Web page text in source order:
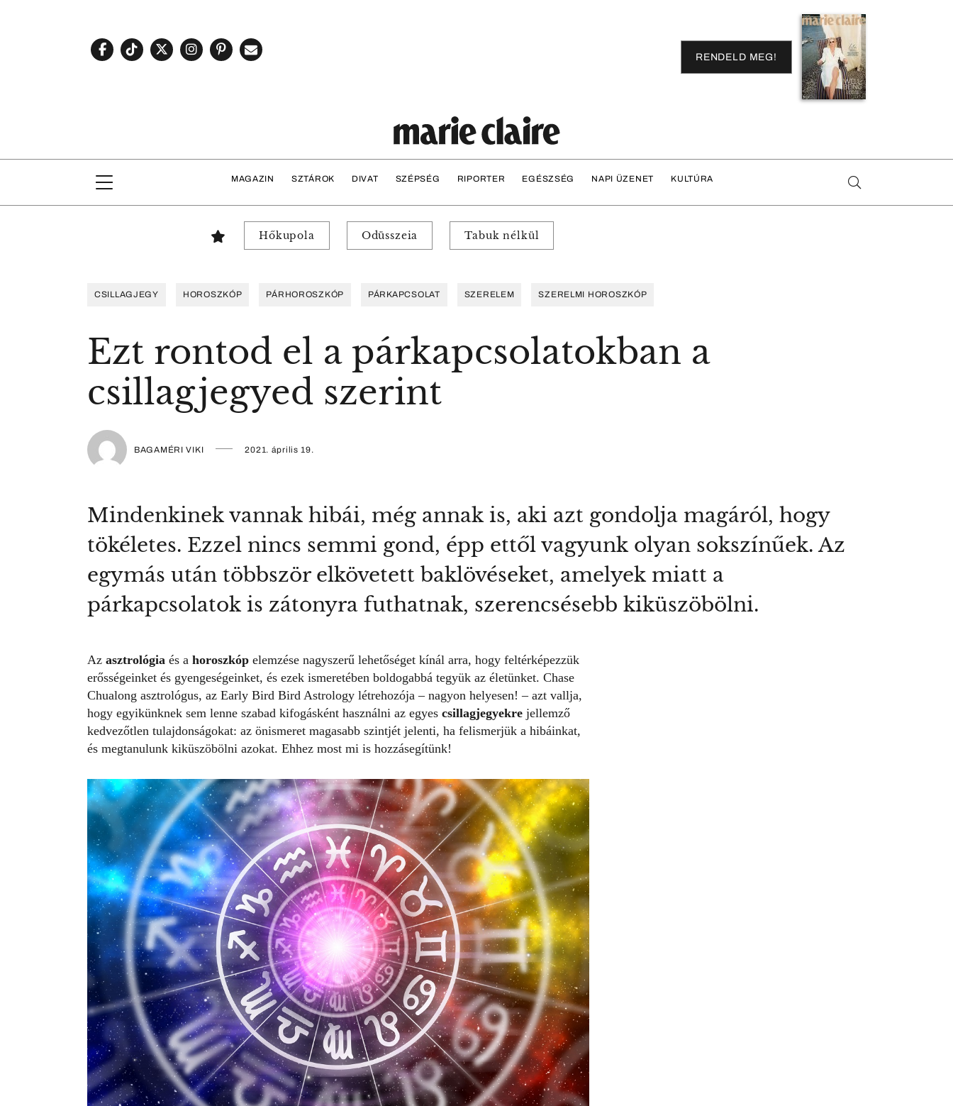
RENDELD MEG!
MAGAZIN SZTÁROK DIVAT SZÉPSÉG RIPORTER EGÉSZSÉG NAPI ÜZENET KULTÚRA
Hőkupola Odüsszeia Tabuk nélkül
CSILLAGJEGY HOROSZKÓP PÁRHOROSZKÓP PÁRKAPCSOLAT SZERELEM SZERELMI HOROSZKÓP
Ezt rontod el a párkapcsolatokban a
csillagjegyed szerint
BAGAMÉRI VIKI 2021. április 19.
Mindenkinek vannak hibái, még annak is, aki azt gondolja magáról, hogy
tökéletes. Ezzel nincs semmi gond, épp ettől vagyunk olyan sokszínűek. Az
egymás után többször elkövetett baklövéseket, amelyek miatt a
párkapcsolatok is zátonyra futhatnak, szerencsésebb kiküszöbölni.
Az asztrológia és a horoszkóp elemzése nagyszerű lehetőséget kínál arra, hogy feltérképezzük
erősségeinket és gyengeségeinket, és ezek ismeretében boldogabbá tegyük az életünket. Chase
Chualong asztrológus, az Early Bird Bird Astrology létrehozója – nagyon helyesen! – azt vallja,
hogy egyikünknek sem lenne szabad kifogásként használni az egyes csillagjegyekre jellemző
kedvezőtlen tulajdonságokat: az önismeret magasabb szintjét jelenti, ha felismerjük a hibáinkat,
és megtanulunk kiküszöbölni azokat. Ehhez most mi is hozzásegítünk!